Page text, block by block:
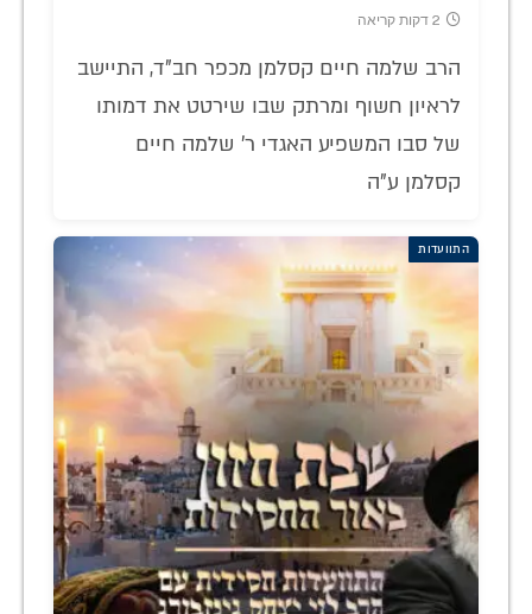
2 דקות קריאה
הרב שלמה חיים קסלמן מכפר חב"ד, התיישב
לראיון חשוף ומרתק שבו שירטט את דמותו
של סבו המשפיע האגדי ר' שלמה חיים
קסלמן ע"ה
התוועדות